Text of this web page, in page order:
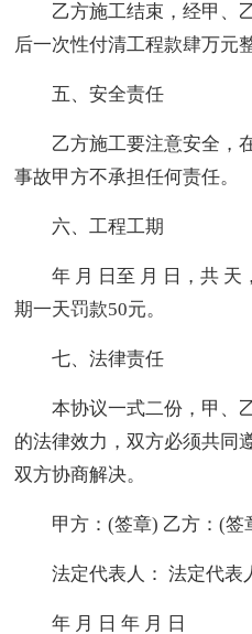
乙方施工结束，经甲、
后一次性付清工程款肆万元
五、安全责任
乙方施工要注意安全，
事故甲方不承担任何责任。
六、工程工期
年 月 日至 月 日，共 天
期一天罚款50元。
七、法律责任
本协议一式二份，甲、
的法律效力，双方必须共同
双方协商解决。
甲方：(签章) 乙方：(签
法定代表人： 法定代表
年 月 日 年 月 日